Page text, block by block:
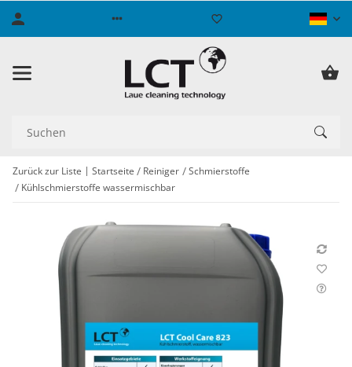
Zurück zur Liste Startseite Reiniger
Schmierstoffe
Kühlschmierstoffe wassermischbar